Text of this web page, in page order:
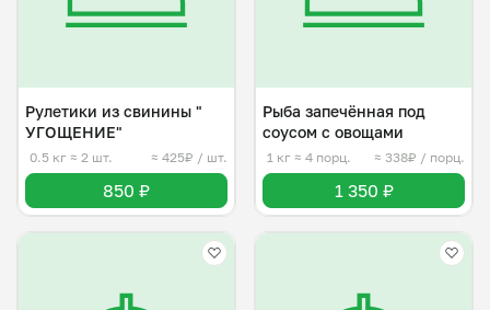
Рулетики из свинины "
УГОЩЕНИЕ"
0.5 кг ≈ 2 шт. ≈ 425₽ / шт.
850 ₽
Рыба запечённая под
соусом с овощами
1 кг ≈ 4 порц. ≈ 338₽ / порц.
1 350 ₽